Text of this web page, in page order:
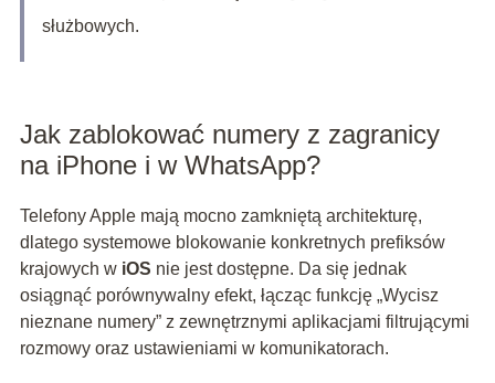
służbowych.
Jak zablokować numery z zagranicy
na iPhone i w WhatsApp?
Telefony Apple mają mocno zamkniętą architekturę,
dlatego systemowe blokowanie konkretnych prefiksów
krajowych w iOS nie jest dostępne. Da się jednak
osiągnąć porównywalny efekt, łącząc funkcję „Wycisz
nieznane numery” z zewnętrznymi aplikacjami filtrującymi
rozmowy oraz ustawieniami w komunikatorach.